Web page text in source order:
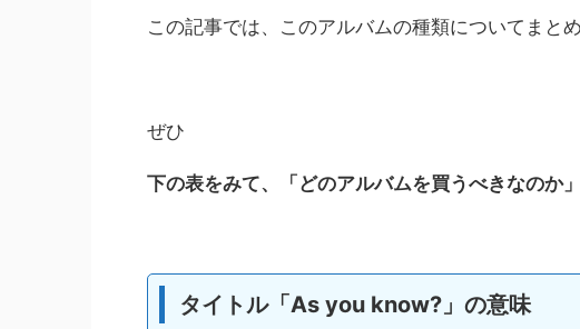
この記事では、このアルバムの種類についてまとめ
ぜひ
下の表をみて、「どのアルバムを買うべきなのか
タイトル「As you know?」の意味